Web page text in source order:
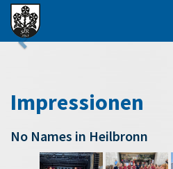
Impressionen
No Names in Heilbronn